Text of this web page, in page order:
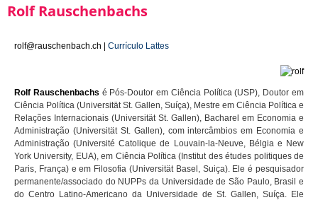
Rolf Rauschenbachs
rolf@rauschenbach.ch | Currículo Lattes
Rolf Rauschenbachs é Pós-Doutor em Ciência Política (USP), Doutor em
Ciência Política (Universität St. Gallen, Suíça), Mestre em Ciência Política e
Relações Internacionais (Universität St. Gallen), Bacharel em Economia e
Administração (Universität St. Gallen), com intercâmbios em Economia e
Administração (Université Catolique de Louvain-la-Neuve, Bélgia e New
York University, EUA), em Ciência Política (Institut des études politiques de
Paris, França) e em Filosofia (Universität Basel, Suiça). Ele é pesquisador
permanente/associado do NUPPs da Universidade de São Paulo, Brasil e
do Centro Latino-Americano da Universidade de St. Gallen, Suíça. Ele